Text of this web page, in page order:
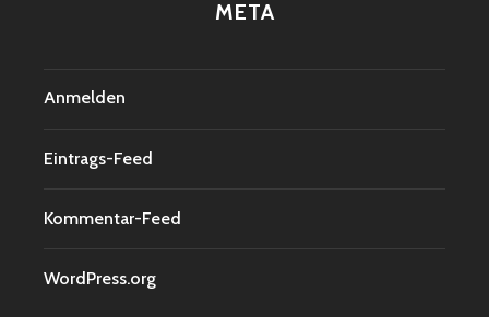
META
Anmelden
Eintrags-Feed
Kommentar-Feed
WordPress.org